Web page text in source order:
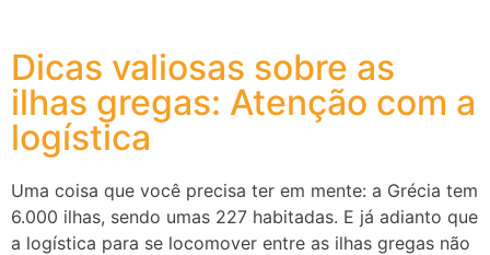
Dicas valiosas sobre as
ilhas gregas: Atenção com a
logística
Uma coisa que você precisa ter em mente: a Grécia tem
6.000 ilhas, sendo umas 227 habitadas. E já adianto que
a logística para se locomover entre as ilhas gregas não